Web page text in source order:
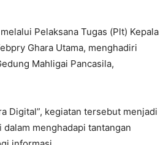
Pelaksana Tugas (Plt) Kepala
Ghara Utama, menghadiri
Mahligai Pancasila,
Digital”, kegiatan tersebut menjadi
menghadapi tantangan